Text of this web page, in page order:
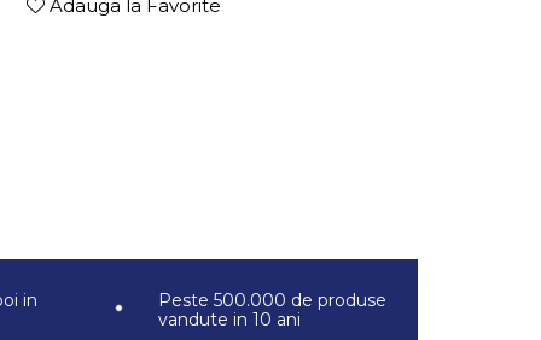
Adauga la Favorite
in
Peste 500.000 de produse
vandute in 10 ani